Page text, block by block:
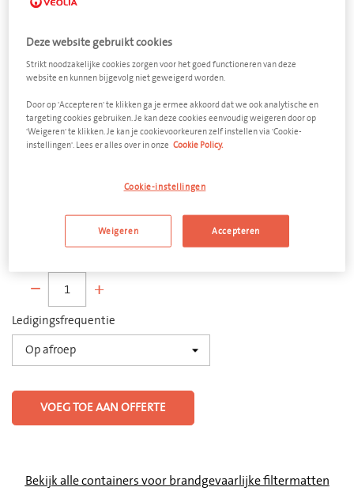
Filtermatten -
Brandgevaarlijk
600 x 900 mm (d x h)
− +
Ledigingsfrequentie
VOEG TOE AAN OFFERTE
Bekijk alle containers voor brandgevaarlijke filtermatten
Deze website gebruikt cookies
Strikt noodzakelijke cookies zorgen voor het goed functioneren van deze
website en kunnen bijgevolg niet geweigerd worden.
Door op 'Accepteren' te klikken ga je ermee akkoord dat we ook analytische en
targeting cookies gebruiken. Je kan deze cookies eenvoudig weigeren door op
'Weigeren' te klikken. Je kan je cookievoorkeuren zelf instellen via 'Cookie-
instellingen'. Lees er alles over in onze Cookie Policy.
Cookie-instellingen
Weigeren Accepteren